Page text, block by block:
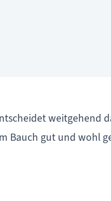
weitgehend
Bauch gut und wohl